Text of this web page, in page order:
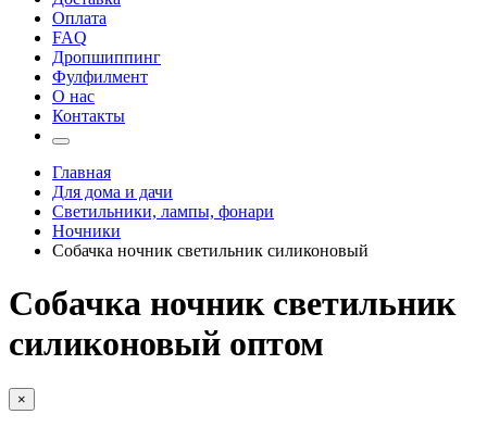
Оплата
FAQ
Дропшиппинг
Фулфилмент
О нас
Контакты
Главная
Для дома и дачи
Светильники, лампы, фонари
Ночники
Собачка ночник светильник силиконовый
Собачка ночник светильник
силиконовый оптом
×